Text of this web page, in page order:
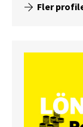
Fler